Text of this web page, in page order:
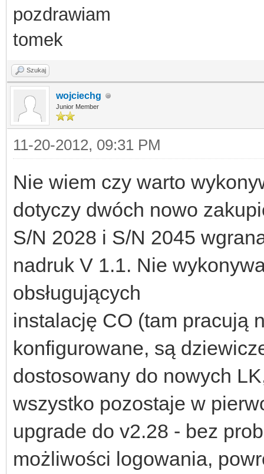
pozdrawiam
tomek
Szukaj
wojciechg
Junior Member
11-20-2012, 09:31 PM
Nie wiem czy warto
dotyczy dwóch nowo
S/N 2028 i S/N 2045
nadruk V 1.1. Nie
obsługujących
instalację CO (tam pracują
konfigurowane, są
dostosowany do nowych
wszystko pozostaje w
upgrade do v2.28 - bez
możliwości logowania,